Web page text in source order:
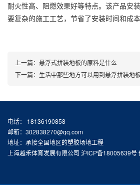
耐火性高、阻燃效果好等特点。该产品安
要复杂的施工工艺，节省了安装时间和成本
上一篇： 悬浮式拼装地板的原料是什么
下一篇： 生活中那些地方可以用到悬浮拼装地板
电话： 18136190858
邮箱：302838270@qq.com
地址：承接全国地区的塑胶场地工程
上海越禾体育发展有限公司 沪ICP备18005639号